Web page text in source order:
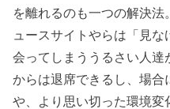
を離れるのも一つの解決
ュースサイトやらは「見
会ってしまううるさい人達
からは退席できるし、場合
や、より思い切った環境変